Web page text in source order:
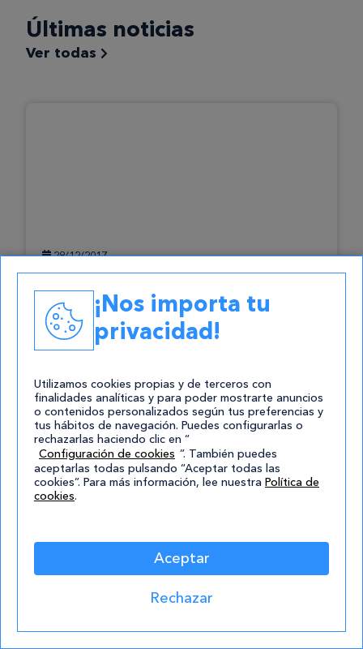
Últimas noticias
Ver todas
28/12/2017
Cursos gratis de francés, ¿cuáles son
los mejores?
Leer
27/12/2017
Cursos online de francés, ¿cuáles son
los mejores?
¡Nos importa tu
privacidad!
Utilizamos cookies propias y de terceros con
finalidades analíticas y para poder mostrarte anuncios
o contenidos personalizados según tus preferencias y
tus hábitos de navegación. Puedes configurarlas o
rechazarlas haciendo clic en “
Configuración de cookies ”. También puedes
aceptarlas todas pulsando “Aceptar todas las
cookies”. Para más información, lee nuestra Política de
cookies.
Aceptar
Rechazar